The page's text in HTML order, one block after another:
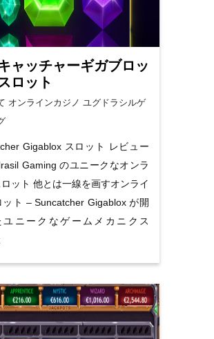
ャッチャーギガブロッ
ロット
オンラインカジノ ユグドラシルゲ
Gigablox スロット レビュー
Gaming のユニークなオンラ
ット 他とは一線を画すオンライ
ット – Suncatcher Gigablox が開
ユニークなゲームメカニクス